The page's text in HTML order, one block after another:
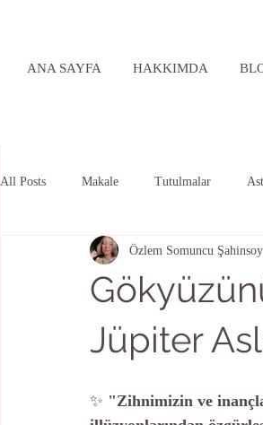
ANA SAYFA HAKKIMDA
All Posts Makale Tutulmalar
Jüpiter
Özlem Somuncu Şahinsoy
✨ "Zihnimizin ve